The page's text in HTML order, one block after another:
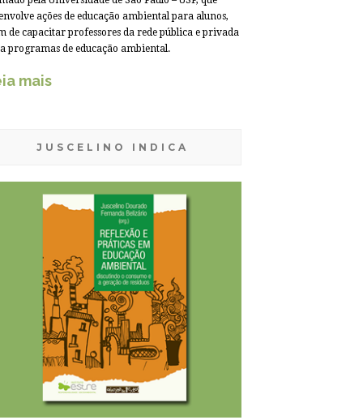
ações de educação ambiental para alunos,
de capacitar professores da rede pública e privada
programas de educação ambiental.
mais
JUSCELINO INDICA